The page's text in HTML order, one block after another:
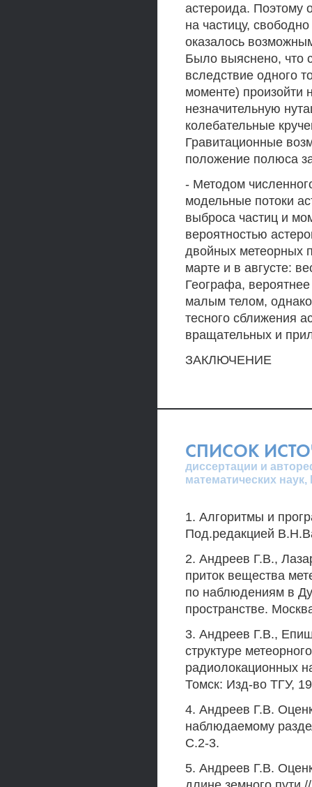
астероида. Поэтому
на частицу,
оказалось
Было выяснено, что
вследствие одного
моменте) произойти
незначительную
колебательные
Гравитационные
положение полюса
- Методом
модельные потоки
выброса частиц и
вероятностью
двойных метеорных
марте и в августе:
Географа,
малым телом,
тесного сближения
вращательных и
ЗАКЛЮЧЕНИЕ
СПИСОК
диссертации и
математических
1. Алгоритмы и
Под.редакцией
2. Андреев Г.В.,
приток вещества
по наблюдениям в
пространстве.
3. Андреев Г.В.,
структуре
радиолокационных
Томск: Изд-во ТГУ,
4. Андреев Г.В.
наблюдаемому
С.2-3.
5. Андреев Г.В.